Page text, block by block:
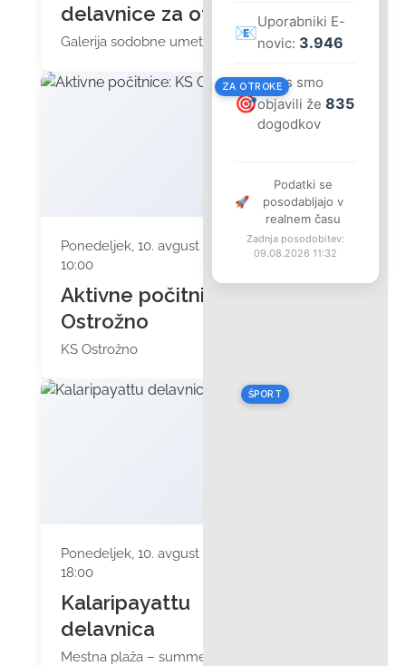
delavnice za otroke
Galerija sodobne umetnosti
ZA OTROKE
Ponedeljek, 10. avgust 2026 ob
10:00
Aktivne počitnice: KS
Ostrožno
KS Ostrožno
ŠPORT
Ponedeljek, 10. avgust 2026 ob
18:00
Kalaripayattu
delavnica
Mestna plaža – summertime bar
📧
Uporabniki E-
novic: 3.946
🎯
Letos smo
objavili že 835
dogodkov
🚀
Podatki se
posodabljajo v
realnem času
Zadnja posodobitev:
09.08.2026 11:32